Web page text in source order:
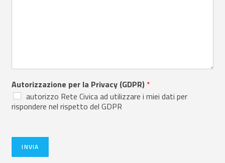
Autorizzazione per la Privacy (GDPR) *
autorizzo Rete Civica ad utilizzare i miei dati per
rispondere nel rispetto del GDPR
INVIA